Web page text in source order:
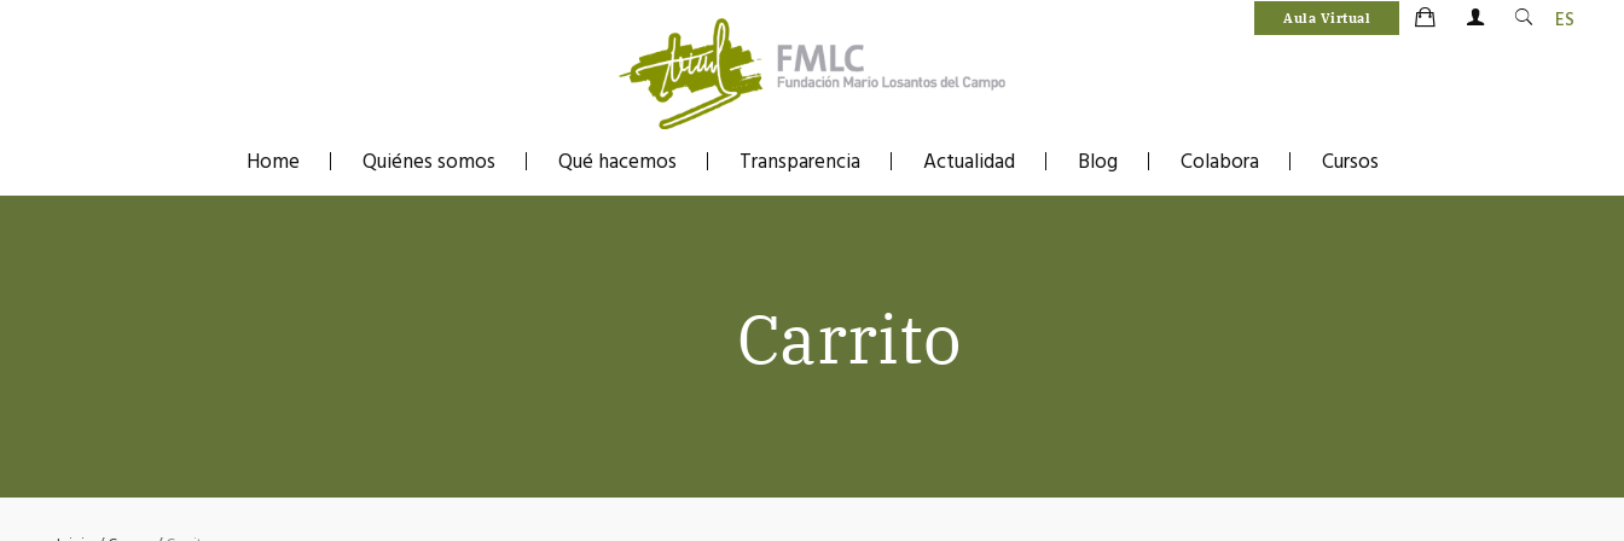
ES
Aula Virtual
Home Quiénes somos Qué hacemos Transparencia Actualidad Blog Colabora Cursos
Carrito